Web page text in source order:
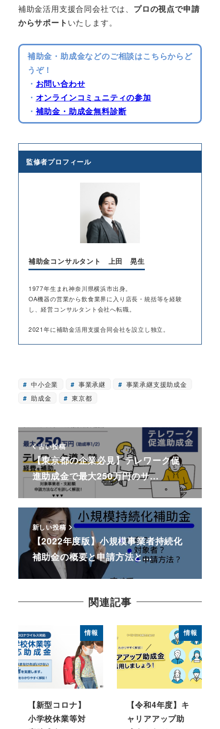
補助金活用支援合同会社では、 プロの視点で申請
からサポート いたします。
補助金・助成金などのご相談はこちらからど
うぞ！
・ お問い合わせ
・ オンラインコミュニティの参加
・ 補助金・助成金無料診断
監修者プロフィール
補助金コンサルタント 上田 晃生
1977年生まれ神奈川県横浜市出身。
OA機器の営業から飲食業界に入り店長・統括等を経験
し、経営コンサルタント会社へ転職。
2021年に補助金活用支援合同会社を設立し独立。
中小企業 事業承継
事業承継支援助成金
助成金
東京都
古い投稿
【東京都の企業必見】テレワーク促
進助成金で最大250万円のサ…
新しい投稿
【2022年度版】小規模事業者持続化
補助金の概要と申請方法と…
関連記事
情報
【新型コロナ】
小学校休業等対
情報
【令和4年度】キ
ャリアアップ助